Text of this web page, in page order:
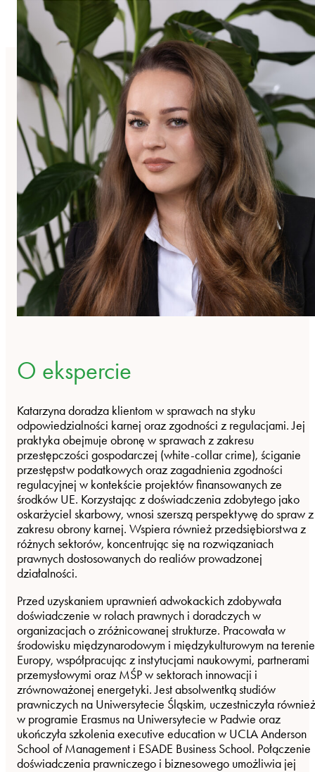
O ekspercie
Katarzyna doradza klientom w sprawach na styku
odpowiedzialności karnej oraz zgodności z regulacjami. Jej
praktyka obejmuje obronę w sprawach z zakresu
przestępczości gospodarczej (white‑collar crime), ściganie
przestępstw podatkowych oraz zagadnienia zgodności
regulacyjnej w kontekście projektów finansowanych ze
środków UE. Korzystając z doświadczenia zdobytego jako
oskarżyciel skarbowy, wnosi szerszą perspektywę do spraw z
zakresu obrony karnej. Wspiera również przedsiębiorstwa z
różnych sektorów, koncentrując się na rozwiązaniach
prawnych dostosowanych do realiów prowadzonej
działalności.
Przed uzyskaniem uprawnień adwokackich zdobywała
doświadczenie w rolach prawnych i doradczych w
organizacjach o zróżnicowanej strukturze. Pracowała w
środowisku międzynarodowym i międzykulturowym na terenie
Europy, współpracując z instytucjami naukowymi, partnerami
przemysłowymi oraz MŚP w sektorach innowacji i
zrównoważonej energetyki. Jest absolwentką studiów
prawniczych na Uniwersytecie Śląskim, uczestniczyła również
w programie Erasmus na Uniwersytecie w Padwie oraz
ukończyła szkolenia executive education w UCLA Anderson
School of Management i ESADE Business School. Połączenie
doświadczenia prawniczego i biznesowego umożliwia jej